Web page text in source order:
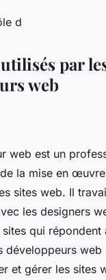
par
web
web est un
la mise en
sites web. Il
les designers
qui répondent
développeurs
et gérer les sites